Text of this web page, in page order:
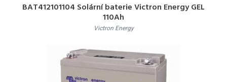
BAT412101104 Solární baterie Victron Energy GEL
110Ah
Victron Energy